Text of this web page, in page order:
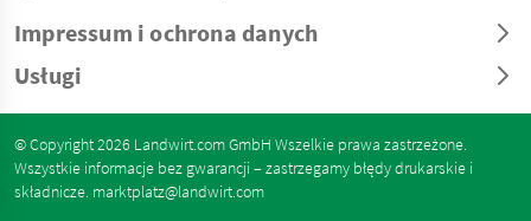
Impressum i ochrona danych
Usługi
© Copyright 2026 Landwirt.com GmbH Wszelkie prawa zastrzeżone.
Wszystkie informacje bez gwarancji – zastrzegamy błędy drukarskie i
składnicze. marktplatz@landwirt.com